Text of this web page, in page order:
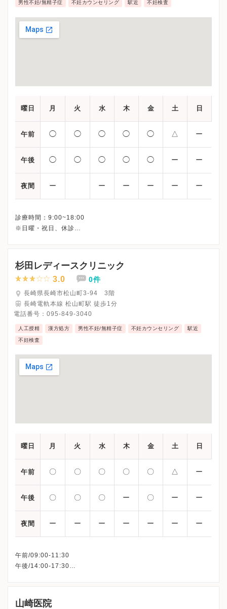
男性不妊/無精子症 不妊カウンセリング 駅近 不妊検査
曜日 月 火 水 木 金 土 日
午前 ◯ ◯ ◯ ◯ ◯ △ ー
午後 ◯ ◯ ◯ ◯ ◯ ー ー
夜間 ー ー ー ー ー ー
診療時間：9:00~18:00
※日曜・祝日、休診
杉田レディースクリニック
3.0 0件
長崎県長崎市松山町3-94 3階
長崎電軌本線 松山町駅 徒歩1分
電話番号： 095-849-3040
人工授精 漢方処方 男性不妊/無精子症 不妊カウンセリング 駅近
不妊検査
曜日 月 火 水 木 金 土 日
午前 〇 〇 〇 〇 〇 △ ー
午後 〇 〇 〇 ー 〇 ー ー
夜間 ー ー ー ー ー ー ー
午前/09:00-11:30
午後/14:00-17:30
※詳細はクリニックHPを確認、または直接お問い合わせくださ
山崎医院